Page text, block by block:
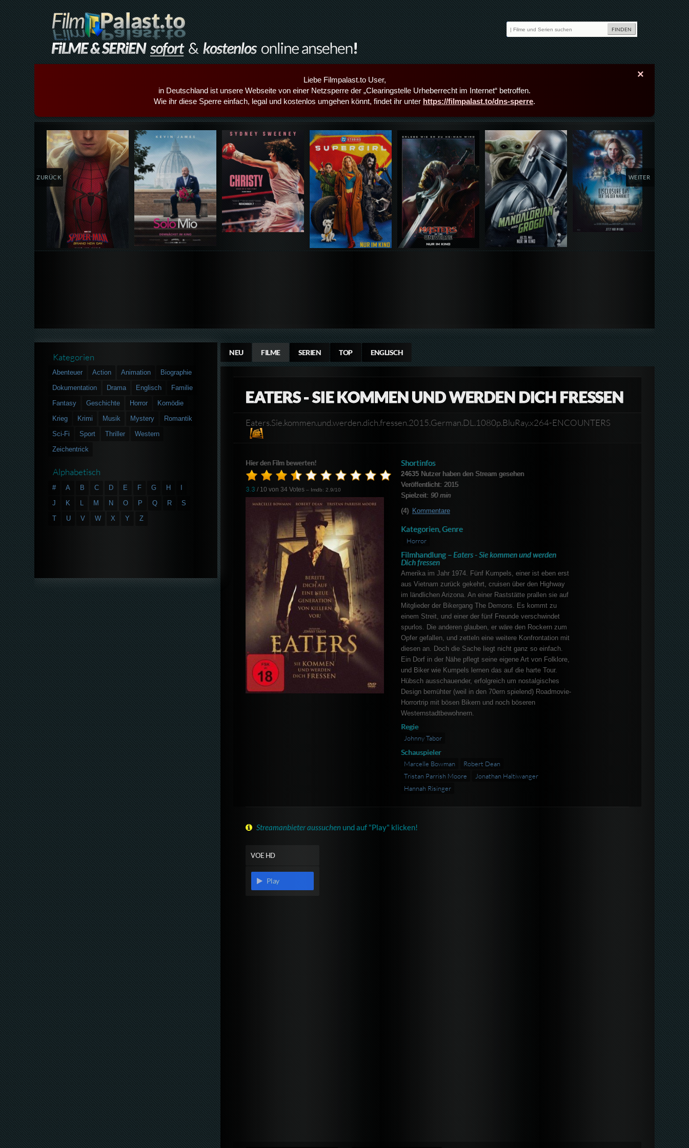
×
Liebe Filmpalast.to User,
in Deutschland ist unsere Webseite von einer Netzsperre der „Clearingstelle Urheberrecht im Internet“ betroffen.
Wie ihr diese Sperre einfach, legal und kostenlos umgehen könnt, findet ihr unter https://filmpalast.to/dns-sperre.
Details,Play Details,Play Details,Play Details,Play Details,Play Details,Play Details,Play
ZURÜCK WEITER
NEU FILME SERIEN TOP ENGLISCH
EATERS - SIE KOMMEN UND WERDEN DICH FRESSEN
Eaters.Sie.kommen.und.werden.dich.fressen.2015.German.DL.1080p.BluRay.x264-ENCOUNTERS
Hier den Film bewerten!
3.3 / 10 von34 Votes – Imdb: 2.9/10
Shortinfos
24635Nutzer haben den Stream gesehen
Veröffentlicht: 2015
Spielzeit: 90 min
(4) Kommentare
Kategorien, Genre
Horror
Filmhandlung –Eaters - Sie kommen und werden
Dich fressen
Amerika im Jahr 1974. Fünf Kumpels, einer ist eben erst
aus Vietnam zurück gekehrt, cruisen über den Highway
im ländlichen Arizona. An einer Raststätte prallen sie auf
Mitglieder der Bikergang The Demons. Es kommt zu
einem Streit, und einer der fünf Freunde verschwindet
spurlos. Die anderen glauben, er wäre den Rockern zum
Opfer gefallen, und zetteln eine weitere Konfrontation mit
diesen an. Doch die Sache liegt nicht ganz so einfach.
Ein Dorf in der Nähe pflegt seine eigene Art von Folklore,
und Biker wie Kumpels lernen das auf die harte Tour.
Hübsch ausschauender, erfolgreich um nostalgisches
Design bemühter (weil in den 70ern spielend) Roadmovie-
Horrortrip mit bösen Bikern und noch böseren
Westernstadtbewohnern.
Regie
Johnny Tabor
Schauspieler
Marcelle Bowman
Robert Dean
Tristan Parrish Moore
Jonathan Haltiwanger
Hannah Risinger
Streamanbieter aussuchen und auf "Play" klicken!
VOE HD
Play
Kategorien
Abenteuer Action Animation
Biographie
Dokumentation
Drama Englisch
Familie
Fantasy
Geschichte Horror
Komödie
Krieg
Krimi Musik Mystery
Romantik
Sci-Fi
Sport Thriller
Western
Zeichentrick
Alphabetisch
# A B C D E F G H
J
K L M N O P Q R
S
T
U V W X Y Z